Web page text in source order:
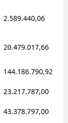
2.589.440,06
20.479.017,66
144.186.790,92
23.217.787,00
43.378.797,00